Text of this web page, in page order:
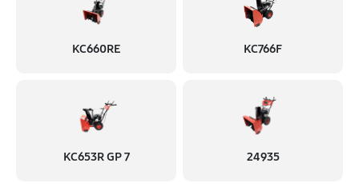
KC660RE KC766F
KC653R GP 7 24935